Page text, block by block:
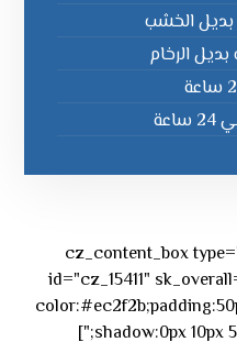
الخشب
الرخام
[vc_row][vc_column][cz_content_box
id="cz_15411"
shadow:0px 10px 50px rgba(236,47,43,0.3);"]